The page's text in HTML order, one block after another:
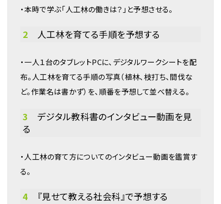
・本時で学ぶ「人工林の働きは？」と予想させる。
2 人工林を育てる手順を予想する
・一人１台のタブレットPCに、デジタルワークシートを配
布。人工林を育てる手順の写真（植林、枝打ち、間伐な
ど。作業名は書かず）を、順番を予想して並べ替える。
3 デジタル教科書のインタビュー動画を見
る
・人工林の育て方についてのインタビュー動画を鑑賞す
る。
4 『見せて教える社会科』で予想する